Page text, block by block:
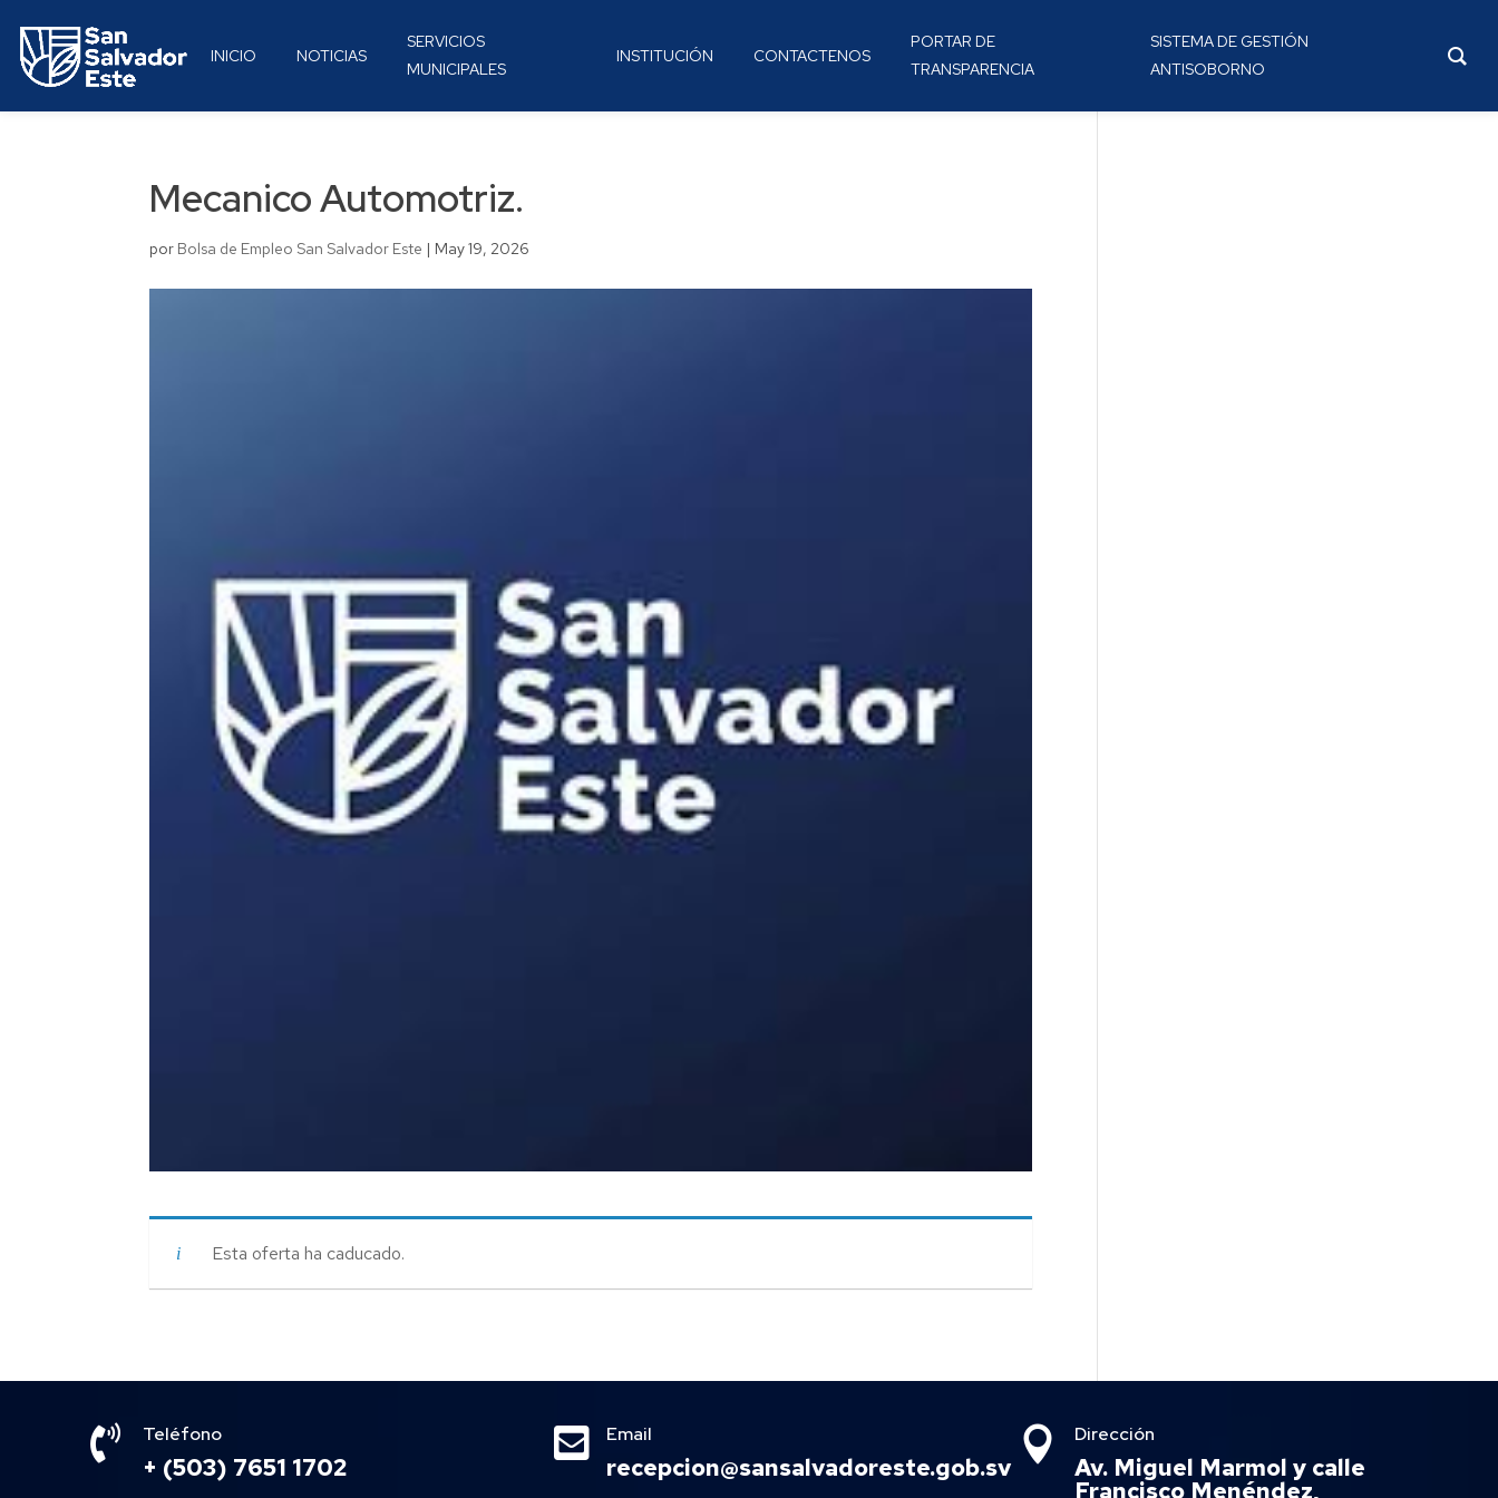
INICIO NOTICIAS
SERVICIOS
MUNICIPALES
INSTITUCIÓN CONTACTENOS
PORTAR DE
TRANSPARENCIA
SISTEMA DE GESTIÓN
ANTISOBORNO
Mecanico Automotriz.
por Bolsa de Empleo San Salvador Este | May 19, 2026
Esta oferta ha caducado.
 Teléfono
+ (503) 7651 1702
 Email
recepcion@sansalvadoreste.gob.sv
 Dirección
Av. Miguel Marmol y calle
Francisco Menéndez,